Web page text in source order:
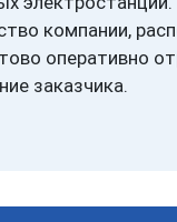
компании,
оперативно
заказчика.